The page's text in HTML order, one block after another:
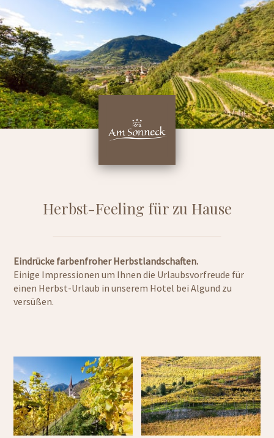
Herbst-Feeling für zu Hause
Eindrücke farbenfroher Herbstlandschaften.
Einige Impressionen um Ihnen die Urlaubsvorfreude für
einen Herbst-Urlaub in unserem Hotel bei Algund zu
versüßen.